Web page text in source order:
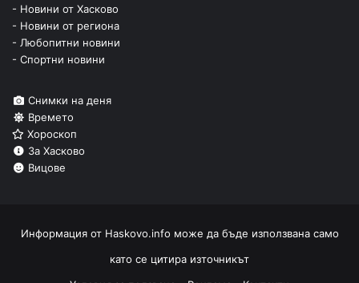
- Новини от Хасково
- Новини от региона
- Любопитни новини
- Спортни новини
Снимки на деня
Времето
Хороскоп
За Хасково
Вицове
Информация от Haskovo.info може да бъде използвана само
като се цитира източникът